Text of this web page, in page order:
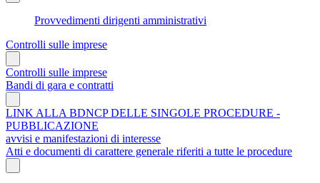
Provvedimenti dirigenti amministrativi
Controlli sulle imprese
Controlli sulle imprese
Bandi di gara e contratti
LINK ALLA BDNCP DELLE SINGOLE PROCEDURE -
PUBBLICAZIONE
avvisi e manifestazioni di interesse
Atti e documenti di carattere generale riferiti a tutte le procedure